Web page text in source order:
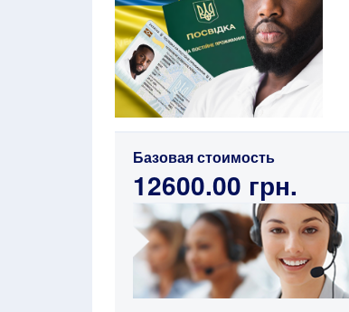
Базовая стоимость
12600.00 грн.